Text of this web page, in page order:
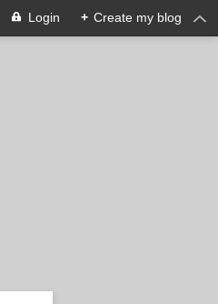
Login + Create my blog